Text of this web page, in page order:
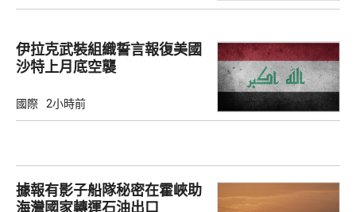
伊拉克武裝組織誓言報復美國
沙特上月底空襲
國際 2小時前
據報有影子船隊秘密在霍峽助
海灣國家轉運石油出口